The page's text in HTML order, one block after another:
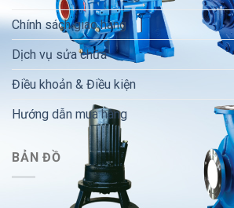
Chính sách giao hàng
Dịch vụ sửa chữa
Điều khoản & Điều kiện
Hướng dẫn mua hàng
BẢN ĐỒ